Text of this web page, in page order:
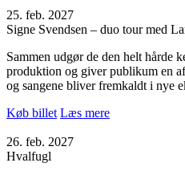
25. feb. 2027
Signe Svendsen – duo tour med
Sammen udgør de den helt hårde
produktion og giver publikum en
og sangene bliver fremkaldt i nye
Køb billet Læs mere
26. feb. 2027
Hvalfugl